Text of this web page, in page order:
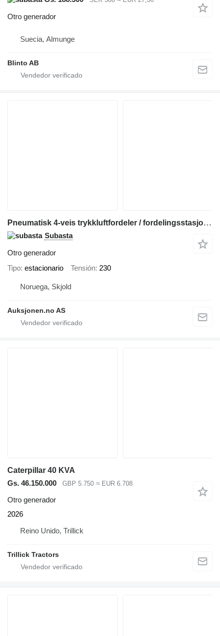
Otro generador
Suecia, Almunge
Blinto AB
Pneumatisk 4-veis trykkluftfordeler / fordelingsstasjon med styr
Subasta
Otro generador
Tipo estacionario Tensión 230
Noruega, Skjold
Auksjonen.no AS
Caterpillar 40 KVA
Gs. 46.150.000
GBP 5.750 ≈ EUR 6.708
Otro generador
2026
Reino Unido, Trillick
Trillick Tractors